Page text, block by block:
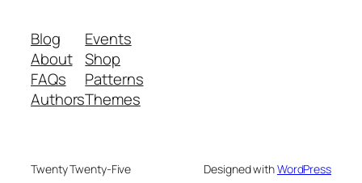
Blog
About
FAQs
Authors
Events
Shop
Patterns
Themes
Twenty Twenty-Five Designed withWordPress